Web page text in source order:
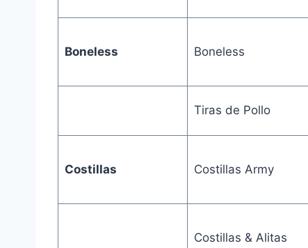
Boneless Boneless
Tiras de Pollo
Costillas Costillas Army
Costillas & Alitas